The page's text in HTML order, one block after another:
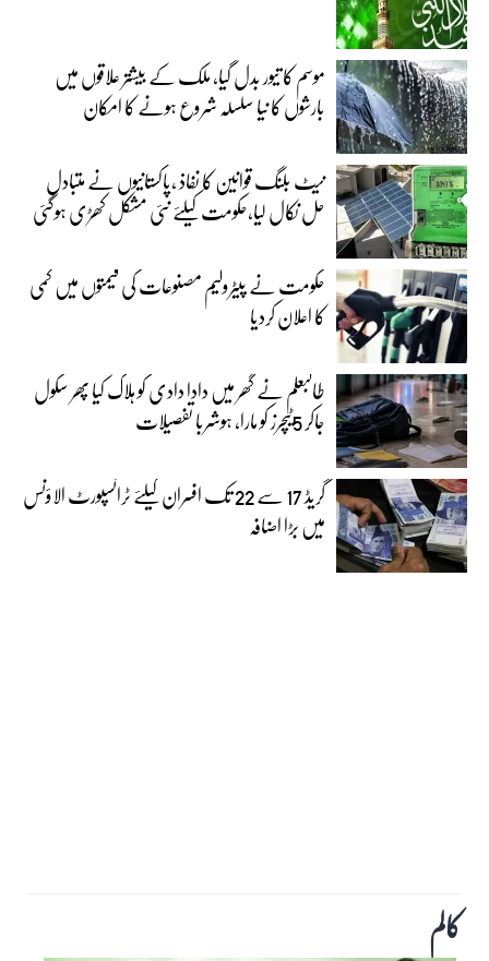
موسم کا تیور بدل گیا، ملک کے بیشتر علاقوں میں
بارشوں کا نیا سلسلہ شروع ہونے کا امکان
نیٹ بلنگ قوانین کا نفاذ ،پاکستانیوں نے متبادل
حل نکال لیا،حکومت کیلئے نئی مشکل کھڑی ہوگئی
حکومت نے پیٹرولیم مصنوعات کی قیمتوں میں کمی
کا اعلان کردیا
طالبعلم نے گھر میں دادا دادی کو ہلاک کیا پھر سکول
جاکر 5ٹیچرز کو مارا، ہوشربا تفصیلات
گریڈ 17 سے 22 تک افسران کیلئے ٹرانسپورٹ الاؤنس
میں بڑا اضافہ
کالم